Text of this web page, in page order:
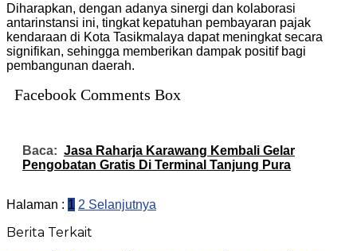
Diharapkan, dengan adanya sinergi dan kolaborasi
antarinstansi ini, tingkat kepatuhan pembayaran pajak
kendaraan di Kota Tasikmalaya dapat meningkat secara
signifikan, sehingga memberikan dampak positif bagi
pembangunan daerah.
Facebook Comments Box
Baca: Jasa Raharja Karawang Kembali Gelar
Pengobatan Gratis Di Terminal Tanjung Pura
Halaman : 1 2 Selanjutnya
Berita Terkait